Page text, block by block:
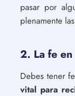
pasar por
plenamente
2. La fe
Debes tener
vital para